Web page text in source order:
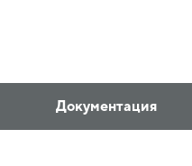
Документация